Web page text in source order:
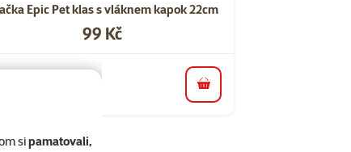
sipamatovali,
Epic Pet klas s vláknem kapok 22cm
Cena
99 Kč
do košíku